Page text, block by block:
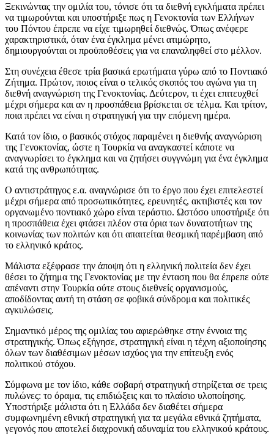
Ξεκινώντας την ομιλία του, τόνισε ότι τα διεθνή εγκλήματα πρέπει
να τιμωρούνται και υποστήριξε πως η Γενοκτονία των Ελλήνων
του Πόντου έπρεπε να είχε τιμωρηθεί διεθνώς. Όπως ανέφερε
χαρακτηριστικά, όταν ένα έγκλημα μένει ατιμώρητο,
δημιουργούνται οι προϋποθέσεις για να επαναληφθεί στο μέλλον.
Στη συνέχεια έθεσε τρία βασικά ερωτήματα γύρω από το Ποντιακό
Ζήτημα. Πρώτον, ποιος είναι ο τελικός σκοπός του αγώνα για τη
διεθνή αναγνώριση της Γενοκτονίας. Δεύτερον, τι έχει επιτευχθεί
μέχρι σήμερα και αν η προσπάθεια βρίσκεται σε τέλμα. Και τρίτον,
ποια πρέπει να είναι η στρατηγική για την επόμενη ημέρα.
Κατά τον ίδιο, ο βασικός στόχος παραμένει η διεθνής αναγνώριση
της Γενοκτονίας, ώστε η Τουρκία να αναγκαστεί κάποτε να
αναγνωρίσει το έγκλημα και να ζητήσει συγγνώμη για ένα έγκλημα
κατά της ανθρωπότητας.
Ο αντιστράτηγος ε.α. αναγνώρισε ότι το έργο που έχει επιτελεστεί
μέχρι σήμερα από προσωπικότητες, ερευνητές, ακτιβιστές και τον
οργανωμένο ποντιακό χώρο είναι τεράστιο. Ωστόσο υποστήριξε ότι
η προσπάθεια έχει φτάσει πλέον στα όρια των δυνατοτήτων της
κοινωνίας των πολιτών και ότι απαιτείται θεσμική παρέμβαση από
το ελληνικό κράτος.
Μάλιστα εξέφρασε την άποψη ότι η ελληνική πολιτεία δεν έχει
θέσει το ζήτημα της Γενοκτονίας με την ένταση που θα έπρεπε ούτε
απέναντι στην Τουρκία ούτε στους διεθνείς οργανισμούς,
αποδίδοντας αυτή τη στάση σε φοβικά σύνδρομα και πολιτικές
αγκυλώσεις.
Σημαντικό μέρος της ομιλίας του αφιερώθηκε στην έννοια της
στρατηγικής. Όπως εξήγησε, στρατηγική είναι η τέχνη αξιοποίησης
όλων των διαθέσιμων μέσων ισχύος για την επίτευξη ενός
πολιτικού στόχου.
Σύμφωνα με τον ίδιο, κάθε σοβαρή στρατηγική στηρίζεται σε τρεις
πυλώνες: το όραμα, τις επιδιώξεις και το πλαίσιο υλοποίησης.
Υποστήριξε μάλιστα ότι η Ελλάδα δεν διαθέτει σήμερα
συμφωνημένη εθνική στρατηγική για τα μεγάλα εθνικά ζητήματα,
γεγονός που αποτελεί διαχρονική αδυναμία του ελληνικού κράτους.